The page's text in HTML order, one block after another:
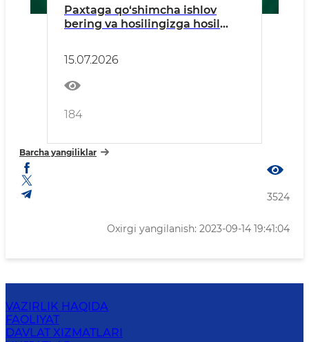
Paxtaga qo‘shimcha ishlov
bering va hosilingizga hosil
15.07.2026
184
Barcha yangiliklar
3524
Oxirgi yangilanish: 2023-09-14 19:41:04
VAZIRLIK HAQIDA
FAOLIYAT
DAVLAT XIZMATLARI